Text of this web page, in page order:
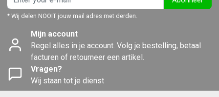
* Wij delen NOOIT jouw mail adres met derden.
Mijn account
Regel alles in je account. Volg je bestelling, betaal
facturen of retourneer een artikel.
Vragen?
Wij staan tot je dienst